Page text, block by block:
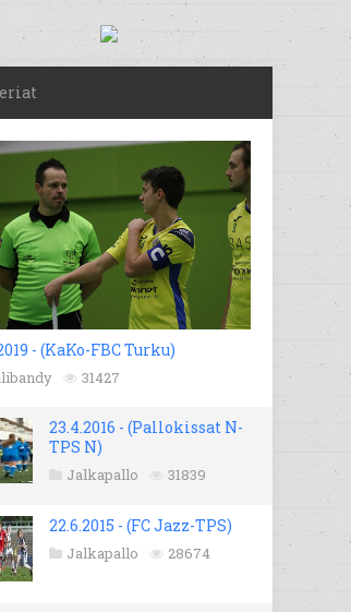
- (KaKo-FBC Turku)
31427
23.4.2016 - (Pallokissat N-
TPS N)
Jalkapallo 31839
22.6.2015 - (FC Jazz-TPS)
Jalkapallo 28674